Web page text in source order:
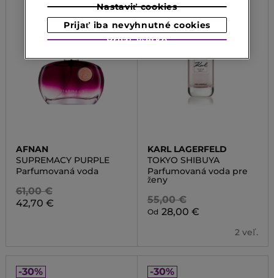
AFNAN
SUPREMACY PURPLE
Parfumovaná voda
61,00 €
42,70 €
KARL LAGERFELD
TOKYO SHIBUYA
Parfumovaná voda pre
ženy
55,00 €
Od 28,00 €
2 veľ.
-30% -30%
Nastaviť cookies
Prijať iba nevyhnutné cookies
Prijať všetko